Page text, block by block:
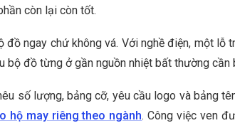
còn lại còn tốt.
ngay chứ không vá. Với nghề điện, một lỗ
bộ đồ từng ở gần nguồn nhiệt bất thường cần
số lượng, bảng cỡ, yêu cầu logo và bảng
hộ may riêng theo ngành. Công việc ven